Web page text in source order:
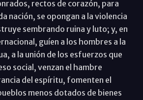
rectos de corazón, para
nación, se opongan a la violencia
sembrando ruina y luto; y, en
guíen a los hombres a la
a la unión de los esfuerzos que
social, venzan el hambre
del espíritu, fomenten el
menos dotados de bienes